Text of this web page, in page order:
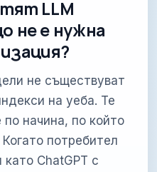
LLM
не е нужна
не съществуват
на уеба. Те
по начина, по който
потребител
ChatGPT с